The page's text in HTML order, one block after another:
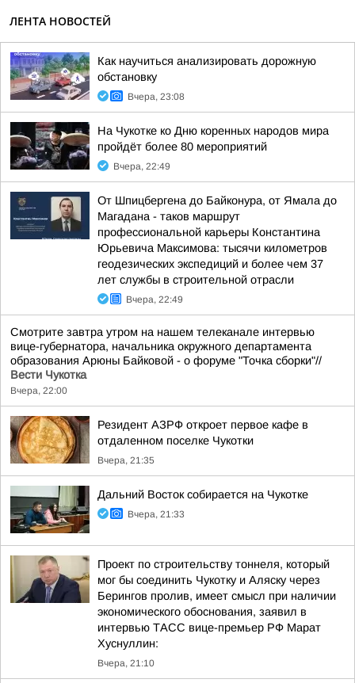
ЛЕНТА НОВОСТЕЙ
Как научиться анализировать дорожную
обстановку
Вчера, 23:08
На Чукотке ко Дню коренных народов мира
пройдёт более 80 мероприятий
Вчера, 22:49
От Шпицбергена до Байконура, от Ямала до
Магадана - таков маршрут
профессиональной карьеры Константина
Юрьевича Максимова: тысячи километров
геодезических экспедиций и более чем 37
лет службы в строительной отрасли
Вчера, 22:49
Смотрите завтра утром на нашем телеканале интервью
вице-губернатора, начальника окружного департамента
образования Арюны Байковой - о форуме "Точка сборки"//
Вести Чукотка
Вчера, 22:00
Резидент АЗРФ откроет первое кафе в
отдаленном поселке Чукотки
Вчера, 21:35
Дальний Восток собирается на Чукотке
Вчера, 21:33
Проект по строительству тоннеля, который
мог бы соединить Чукотку и Аляску через
Берингов пролив, имеет смысл при наличии
экономического обоснования, заявил в
интервью ТАСС вице-премьер РФ Марат
Хуснуллин:
Вчера, 21:10